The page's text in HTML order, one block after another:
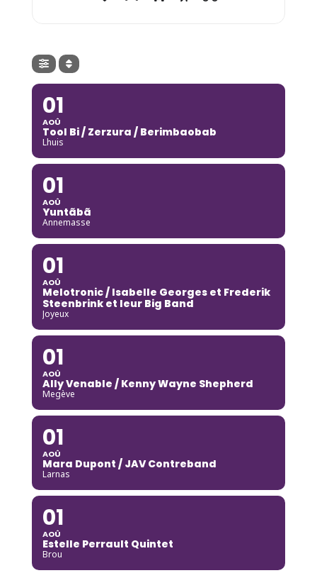
01
AOÛ
Tool Bi / Zerzura / Berimbaobab
Lhuis
01
AOÛ
Yuntãbã
Annemasse
01
AOÛ
Melotronic / Isabelle Georges et Frederik
Steenbrink et leur Big Band
Joyeux
01
AOÛ
Ally Venable / Kenny Wayne Shepherd
Megève
01
AOÛ
Mara Dupont / JAV Contreband
Larnas
01
AOÛ
Estelle Perrault Quintet
Brou